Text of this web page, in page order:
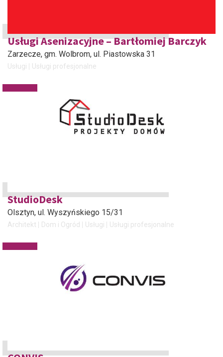
Usługi Asenizacyjne – Bartłomiej Barczyk
Zarzecze, gm. Wolbrom, ul. Piastowska 31
Usługi Usługi profesjonalne
StudioDesk
Olsztyn, ul. Wyszyńskiego 15/31
Architekt Dom i Ogród Usługi Usługi profesjonalne